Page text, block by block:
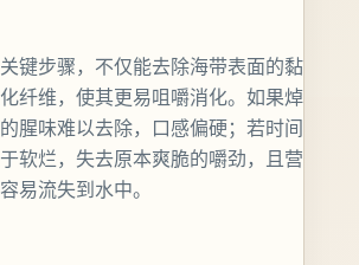
键步骤，不仅能去除海带表面的黏
纤维，使其更易咀嚼消化。如果焯
腥味难以去除，口感偏硬；若时间
软烂，失去原本爽脆的嚼劲，且营
易流失到水中。